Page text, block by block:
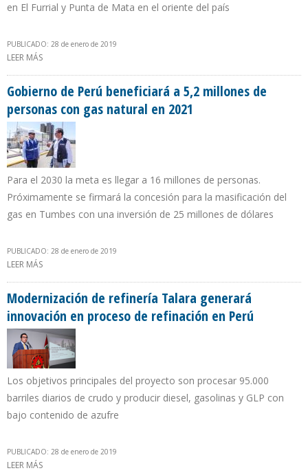
en El Furrial y Punta de Mata en el oriente del país
PUBLICADO: 28 de enero de 2019
LEER MÁS
Gobierno de Perú beneficiará a 5,2 millones de
personas con gas natural en 2021
Para el 2030 la meta es llegar a 16 millones de personas.
Próximamente se firmará la concesión para la masificación del
gas en Tumbes con una inversión de 25 millones de dólares
PUBLICADO: 28 de enero de 2019
LEER MÁS
Modernización de refinería Talara generará
innovación en proceso de refinación en Perú
Los objetivos principales del proyecto son procesar 95.000
barriles diarios de crudo y producir diesel, gasolinas y GLP con
bajo contenido de azufre
PUBLICADO: 28 de enero de 2019
LEER MÁS